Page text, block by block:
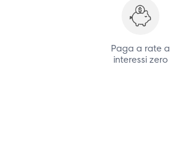
Paga a rate a
interessi zero